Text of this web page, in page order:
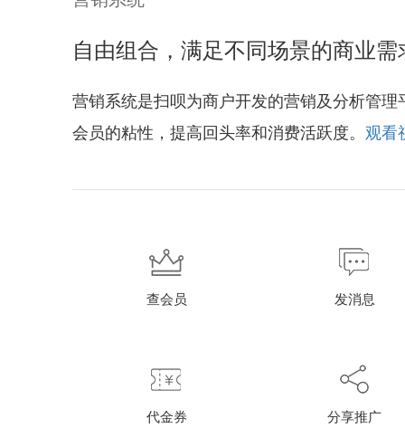
自由组合，满足不同场景的商业需
营销系统是扫呗为商户开发的营销及分析管
会员的粘性，提高回头率和消费活跃度。 观看
查会员 发消息
代金券 分享推广